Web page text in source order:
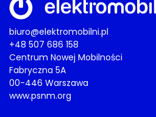
biuro@elektromobilni.pl
+48 507 686 158
Centrum Nowej Mobilności
Fabryczna 5A
00-446 Warszawa
www.psnm.org